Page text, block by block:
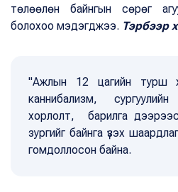
төлөөлөн байнгын сөрөг
болохоо мэдэгджээ. Тэрбээр
"Ажлын 12 цагийн турш
каннибализм,
хорлолт, барилга
зургийг байнга үзэх
гомдоллосон байна.